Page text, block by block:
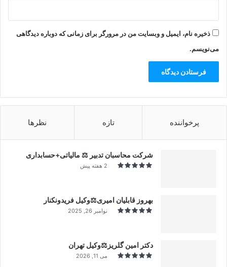
ذخیره نام، ایمیل و وبسایت من در مرورگر برای زمانی که دوباره دیدگاهی
می‌نویسم.
پرخواننده تازه نظرها
شرکت محاسبان تدبیر ⚖️ مالیاتی+حسابداری
2 هفته پیش
بهروز قابلیان امیری⚖️وکیل فریدونکنار
نوامبر 26, 2025
دکتر امین گلریز⚖️وکیل تهران
می 11, 2026